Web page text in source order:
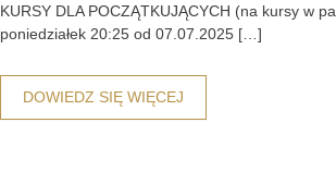
KURSY DLA POCZĄTKUJĄCYCH (na kursy w
poniedziałek 20:25 od 07.07.2025 […]
DOWIEDZ SIĘ WIĘCEJ